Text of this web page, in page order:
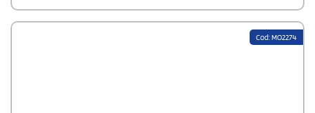
Cod: MO2274